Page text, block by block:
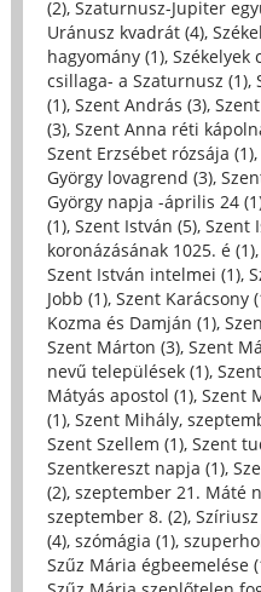
(2), Szaturnusz-Jupiter
Uránusz kvadrát (4),
hagyomány (1), Székelyek
csillaga- a Szaturnusz (1),
(1), Szent András (3),
(3), Szent Anna réti
Szent Erzsébet rózsája (1),
György lovagrend (3),
György napja -április 24
(1), Szent István (5), Szent
koronázásának 1025. é (1),
Szent István intelmei (1),
Jobb (1), Szent Karácsony
Kozma és Damján (1),
Szent Márton (3), Szent
nevű települések (1),
Mátyás apostol (1), Szent
(1), Szent Mihály,
Szent Szellem (1), Szent
Szentkereszt napja (1),
(2), szeptember 21. Máté
szeptember 8. (2), Szíriusz
(4), szómágia (1),
Szűz Mária égbeemelése